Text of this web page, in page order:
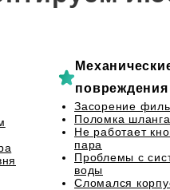
повреждения
Засорение
Поломка шланга
Не работает
пара
Проблемы с
воды
Сломался